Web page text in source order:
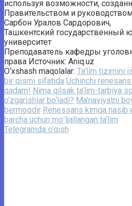
используя возможности,
Правительством и
Сарбон Уралов Сардорович,
Ташкентский государственный
университет
Преподаватель кафедры
права Источник: Aniq.uz
O‘xshash maqolalar: Ta’lim tizimini
bir qismi sifatida Uchinchi
qadam! Nima qilsak ta’lim-tarbiya
o‘zgarishlar bo‘ladi? Ma’naviyatni
bermoqdir Renessans kimga nasib
barcha uchun moʻljallangan taʼlim
Telegramda o‘qish